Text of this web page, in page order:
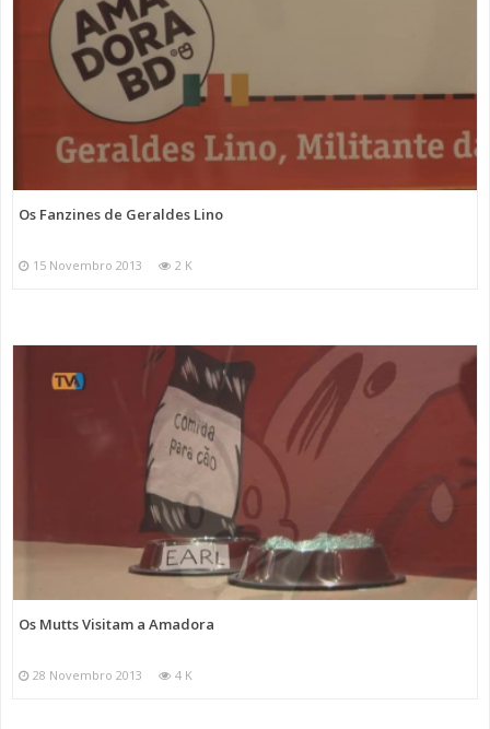
Os Fanzines de Geraldes Lino
15 Novembro 2013 2 K
Os Mutts Visitam a Amadora
28 Novembro 2013 4 K